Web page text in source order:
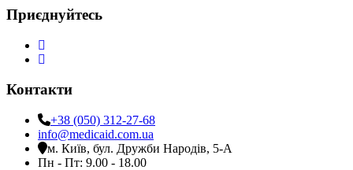
Приєднуйтесь
Контакти
+38 (050) 312-27-68
info@medicaid.com.ua
м. Київ, бул. Дружби Народів, 5-А
Пн - Пт: 9.00 - 18.00